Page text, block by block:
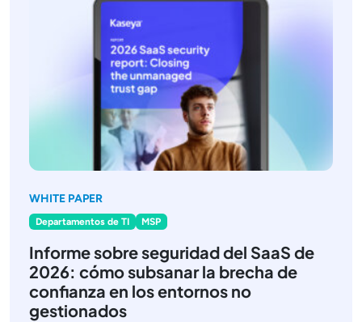
WHITE PAPER
Departamentos de TI MSP
Informe sobre seguridad del SaaS de
2026: cómo subsanar la brecha de
confianza en los entornos no
gestionados